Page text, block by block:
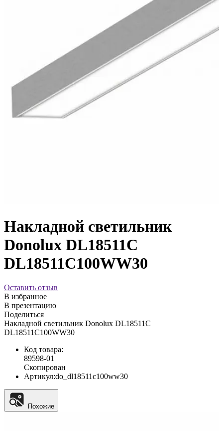
Накладной светильник
Donolux DL18511C
DL18511C100WW30
Оставить отзыв
В избранное
В презентацию
Поделиться
Накладной светильник Donolux DL18511C
DL18511C100WW30
Код товара:
89598-01
Скопирован
Артикул:do_dl18511c100ww30
Похожие